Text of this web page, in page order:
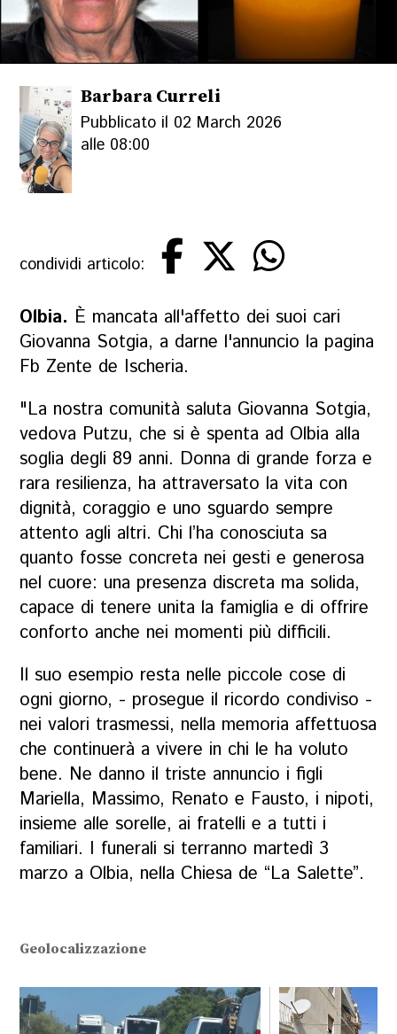
Barbara Curreli
Pubblicato il 02 March 2026
alle 08:00
condividi articolo:
Olbia. È mancata all'affetto dei suoi cari
Giovanna Sotgia, a darne l'annuncio la pagina
Fb Zente de Ischeria.
"La nostra comunità saluta Giovanna Sotgia,
vedova Putzu, che si è spenta ad Olbia alla
soglia degli 89 anni. Donna di grande forza e
rara resilienza, ha attraversato la vita con
dignità, coraggio e uno sguardo sempre
attento agli altri. Chi l’ha conosciuta sa
quanto fosse concreta nei gesti e generosa
nel cuore: una presenza discreta ma solida,
capace di tenere unita la famiglia e di offrire
conforto anche nei momenti più difficili.
Il suo esempio resta nelle piccole cose di
ogni giorno, - prosegue il ricordo condiviso -
nei valori trasmessi, nella memoria affettuosa
che continuerà a vivere in chi le ha voluto
bene. Ne danno il triste annuncio i figli
Mariella, Massimo, Renato e Fausto, i nipoti,
insieme alle sorelle, ai fratelli e a tutti i
familiari. I funerali si terranno martedì 3
marzo a Olbia, nella Chiesa de “La Salette”.
Geolocalizzazione